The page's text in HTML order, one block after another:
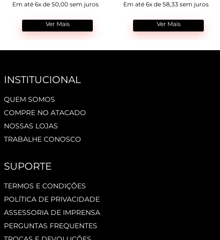
Em até 6x de 50,00 sem juros
Ver Mais
Em até 6x de 58,33 sem juros
Ver Mais
INSTITUCIONAL
QUEM SOMOS
COMPRE NO ATACADO
NOSSAS LOJAS
TRABALHE CONOSCO
SUPORTE
TERMOS E CONDIÇÕES
POLÍTICA DE PRIVACIDADE
ASSESSORIA DE IMPRENSA
PERGUNTAS FREQUENTES